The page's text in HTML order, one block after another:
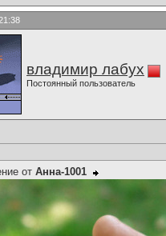
владимир лабух
Постоянный пользователь
от Анна-1001